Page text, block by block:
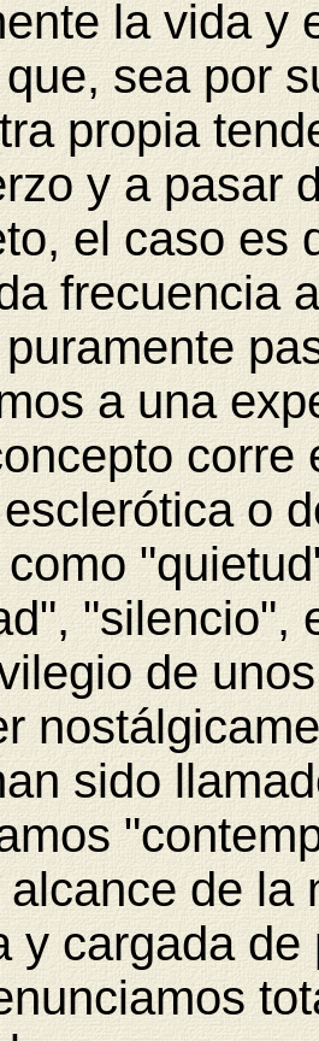
la vida y
sea por
propia
y a pasar
el caso es
frecuencia
a una
corre
o
"silencio",
de
sido
de la
y cargada de